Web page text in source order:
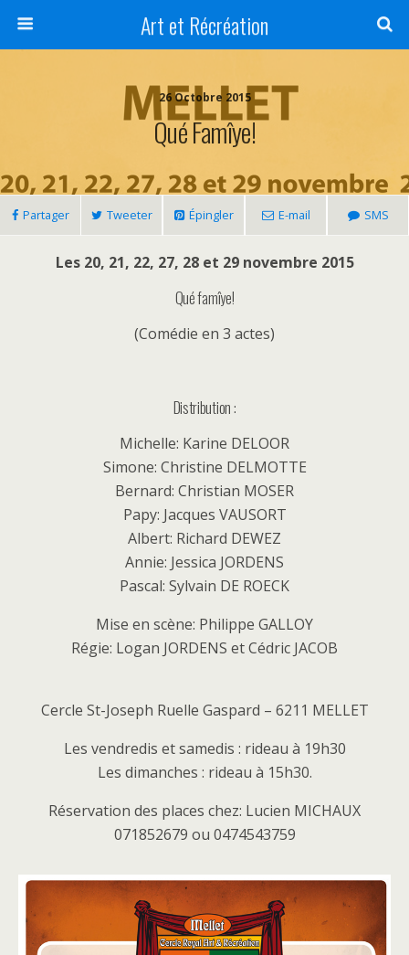
Art et Récréation
26 Octobre 2015
Qué Famîye!
Partager Tweeter Épingler E-mail SMS
Les 20, 21, 22, 27, 28 et 29 novembre 2015
Qué famîye!
(Comédie en 3 actes)
Distribution :
Michelle: Karine DELOOR
Simone: Christine DELMOTTE
Bernard: Christian MOSER
Papy: Jacques VAUSORT
Albert: Richard DEWEZ
Annie: Jessica JORDENS
Pascal: Sylvain DE ROECK
Mise en scène: Philippe GALLOY
Régie: Logan JORDENS et Cédric JACOB
Cercle St-Joseph Ruelle Gaspard – 6211 MELLET
Les vendredis et samedis : rideau à 19h30
Les dimanches : rideau à 15h30.
Réservation des places chez: Lucien MICHAUX
071852679 ou 0474543759